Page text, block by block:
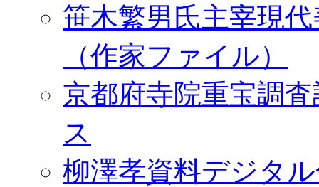
笹木繁男氏主宰現
（作家ファイル）
京都府寺院重宝調
ス
柳澤孝資料デジタ